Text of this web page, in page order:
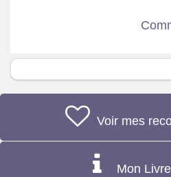
Voir mes
Mon